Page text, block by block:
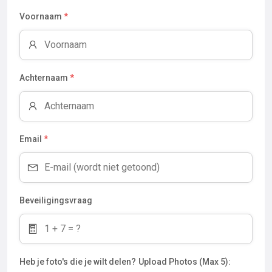
Voornaam *
Achternaam *
Email *
Beveiligingsvraag
Heb je foto's die je wilt delen? Upload Photos (Max 5):